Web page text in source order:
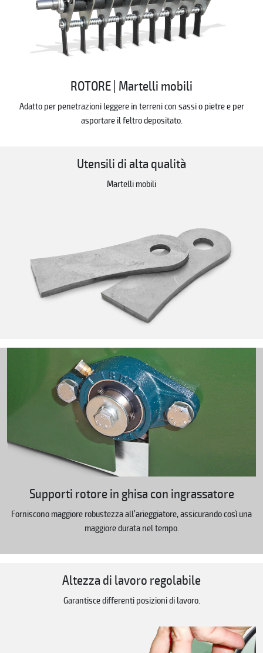
ROTORE | Martelli mobili
Adatto per penetrazioni leggere in terreni con sassi o pietre e per
asportare il feltro depositato.
Utensili di alta qualità
Martelli mobili
Supporti rotore in ghisa con ingrassatore
Forniscono maggiore robustezza all’arieggiatore, assicurando così una
maggiore durata nel tempo.
Altezza di lavoro regolabile
Garantisce differenti posizioni di lavoro.